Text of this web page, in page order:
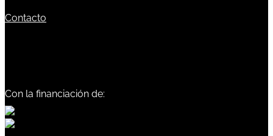
Contacto
Con la financiación de: